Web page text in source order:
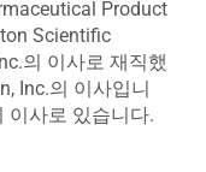
Product
Scientific
의 이사로 재직했
Inc.의 이사입니
이사로 있습니다.